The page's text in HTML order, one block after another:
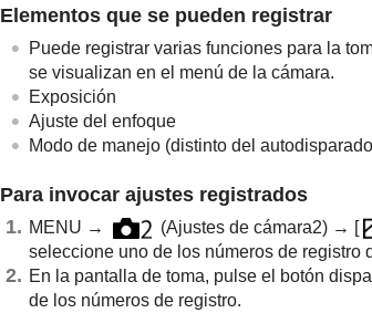
Elementos que se pueden registrar
Puede registrar varias funciones para la
se visualizan en el menú de la cámara.
Exposición
Ajuste del enfoque
Modo de manejo (distinto del
Para invocar ajustes registrados
MENU → (Ajustes de cámara2) → [
seleccione uno de los números de registro
En la pantalla de toma, pulse el botón
de los números de registro.